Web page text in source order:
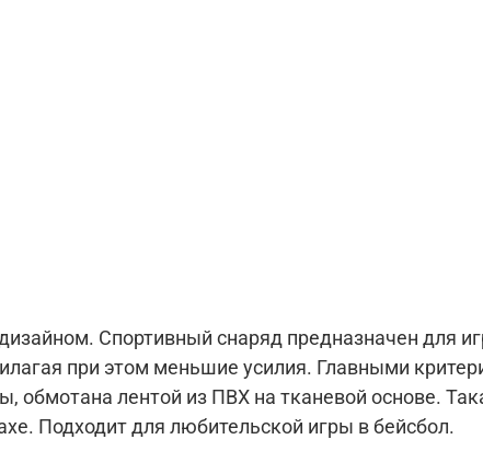
Спортивный снаряд предназначен для
при этом меньшие усилия. Главными
обмотана лентой из ПВХ на тканевой основе.
Подходит для любительской игры в бейсбол.